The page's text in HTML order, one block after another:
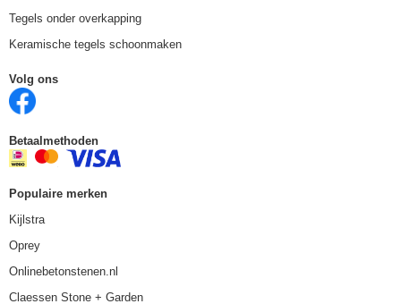
Tegels onder overkapping
Keramische tegels schoonmaken
Volg ons
Betaalmethoden
Populaire merken
Kijlstra
Oprey
Onlinebetonstenen.nl
Claessen Stone + Garden